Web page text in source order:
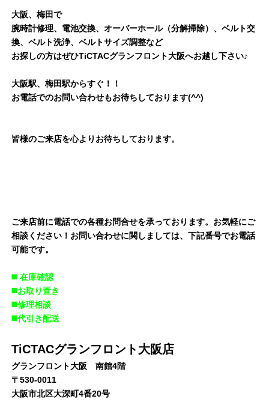
大阪、梅田で
腕時計修理、電池交換、オーバーホール（分解掃除）、ベルト交
換、ベルト洗浄、ベルトサイズ調整など
お探しの方はぜひTiCTACグランフロント大阪へお越し下さい♪
大阪駅、梅田駅からすぐ！！
お電話でのお問い合わせもお待ちしております(^^)
皆様のご来店を心よりお待ちしております。
ご来店前に電話での各種お問合せを承っております。お気軽にご
相談ください！お問い合わせに関しましては、下記番号でお電話
可能です。
◼️ 在庫確認
◼️お取り置き
◼️修理相談
◼️代引き配送
TiCTACグランフロント大阪店
グランフロント大阪 南館4階
〒530-0011
大阪市北区大深町4番20号